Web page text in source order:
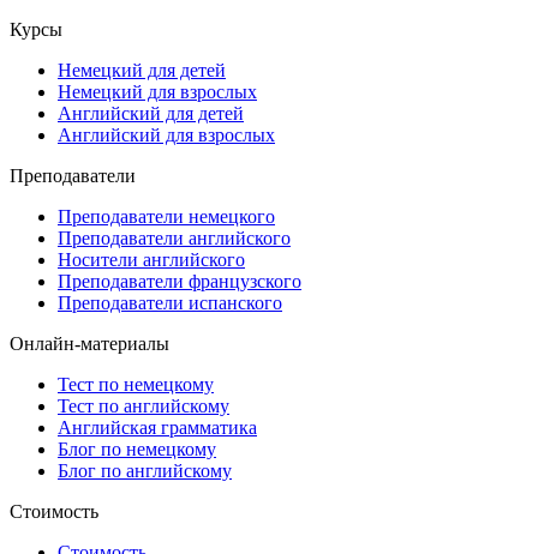
Курсы
Немецкий для детей
Немецкий для взрослых
Английский для детей
Английский для взрослых
Преподаватели
Преподаватели немецкого
Преподаватели английского
Носители английского
Преподаватели французского
Преподаватели испанского
Онлайн-материалы
Тест по немецкому
Тест по английскому
Английская грамматика
Блог по немецкому
Блог по английскому
Стоимость